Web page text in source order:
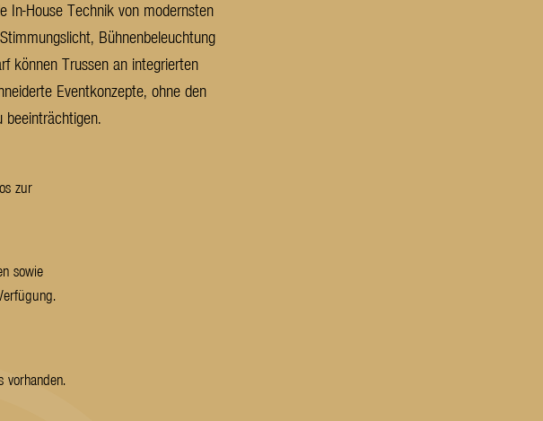
In-House Technik von modernsten
Bühnenbeleuchtung
können Trussen an integrierten
Eventkonzepte, ohne den
beeinträchtigen.
zur
sowie
vorhanden.